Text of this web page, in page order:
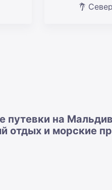
путевки на
отдых и морские